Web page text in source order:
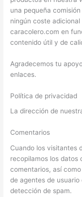
una pequeña
ningún coste
caracolero.com en
contenido útil y de
Agradecemos tu
enlaces.
Política de privacidad
La dirección de
Comentarios
Cuando los visitantes
recopilamos los datos
comentarios, así
de agentes de
detección de spam.